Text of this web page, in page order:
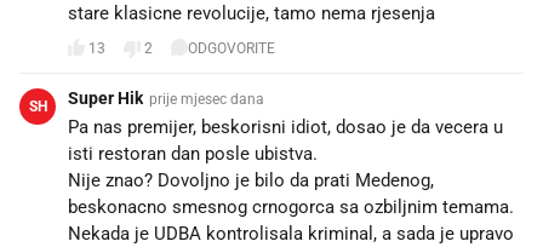
stare klasicne revolucije, tamo nema rjesenja
13 2 ODGOVORITE
SH Super Hik prije mjesec dana
Pa nas premijer, beskorisni idiot, dosao je da vecera u
isti restoran dan posle ubistva.
Nije znao? Dovoljno je bilo da prati Medenog,
beskonacno smesnog crnogorca sa ozbiljnim temama.
Nekada je UDBA kontrolisala kriminal, a sada je upravo